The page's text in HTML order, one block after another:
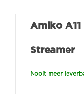
Amiko
Streamer
Nooit meer